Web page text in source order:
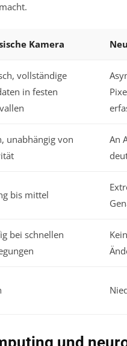
Kamera
vollständige
in festen
unabhängig von
An
bis mittel
bei schnellen
und